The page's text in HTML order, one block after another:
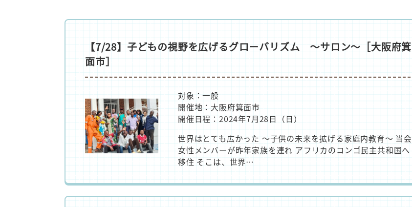
【7/28】子どもの視野を広げるグローバリズム ～サロン～［大阪府箕
面市］
対象：一般
開催地：大阪府箕面市
開催日程：2024年7月28日（日）
世界はとても広かった ～子供の未来を拡げる家庭内教育～ 当会
女性メンバーが昨年家族を連れ アフリカのコンゴ民主共和国へ
移住 そこは、世界…